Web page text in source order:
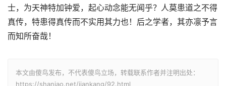
士，为天神特加钟爱，起心动念能无闻乎？人莫患道之不得
真传，特患得真传而不实用其力也！后之学者，其亦凛予言
而知所奋哉！
本文由傻鸟发布，不代表傻鸟立场，转载联系作者并注明出处：
https://shaniao.net/jiankang/92.html